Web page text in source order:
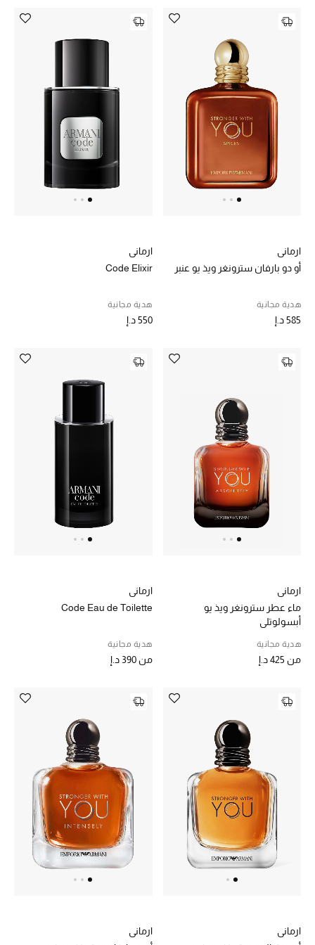
تسوقوا الحقائب
الأحذية
الموسم الجديد
أحذية النسائية
أحذية للأطفال
أبرز المصممين
خصومات
جميع مستحضرات الجمال
العطور
مكتشف العطور
مستحضرات العناية
مستحضرات الاستحمام والعناية بالجسم
العناية بالشعر
الصحة والعافية
ارماني
أو دو بارفان سترونغر ويذ يو عنبر
هدية مجانية
585 د.إ
ارماني
Code Elixir
هدية مجانية
550 د.إ
ارماني
ماء عطر سترونغر ويذ يو
أبسولوتلي
هدية مجانية
من 425 د.إ
ارماني
Code Eau de Toilette
هدية مجانية
من 390 د.إ
ارماني
ارماني